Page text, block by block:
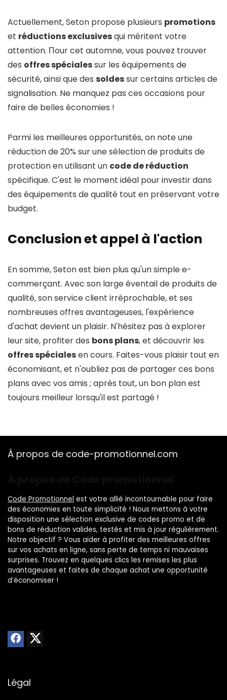
Actuellement, Seton propose plusieurs promotions
et réductions exclusivesqui méritent votre
attention. Пour cet automne, vous pouvez trouver
des offres spécialessur les équipements de
sécurité, ainsi que des soldessur certains articles de
signalisation. Ne manquez pas ces occasions pour
faire de belles économies !
Parmi les meilleures opportunités, on note une
réduction de 20% sur une sélection de produits de
protection en utilisant un code de réduction
spécifique. C'est le moment idéal pour investir dans
des équipements de qualité tout en préservant votre
budget.
Conclusion et appel à l'action
En somme, Seton est bien plus qu'un simple e-
commerçant. Avec son large éventail de produits de
qualité, son service client irréprochable, et ses
nombreuses offres avantageuses, l'expérience
d'achat devient un plaisir. N'hésitez pas à explorer
leur site, profiter des bons plans, et découvrir les
offres spécialesen cours. Faites-vous plaisir tout en
économisant, et n'oubliez pas de partager ces bons
plans avec vos amis ; après tout, un bon plan est
toujours meilleur lorsqu'il est partagé !
À propos de code-promotionnel.com
Code Promotionnel est votre allié incontournable pour faire
des économies en toute simplicité ! Nous mettons à votre
disposition une sélection exclusive de codes promo et de
bons de réduction valides, testés et mis à jour régulièrement.
Notre objectif ? Vous aider à profiter des meilleures offres
sur vos achats en ligne, sans perte de temps ni mauvaises
surprises. Trouvez en quelques clics les remises les plus
avantageuses et faites de chaque achat une opportunité
d’économiser !
Légal